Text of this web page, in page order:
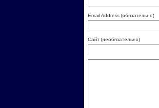
Email Address (обязательно)
Сайт (необязательно)